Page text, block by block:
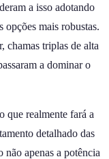
a isso adotando
mais robustas.
chamas triplas de alta
a dominar o
que realmente fará a
detalhado das
não apenas a potência